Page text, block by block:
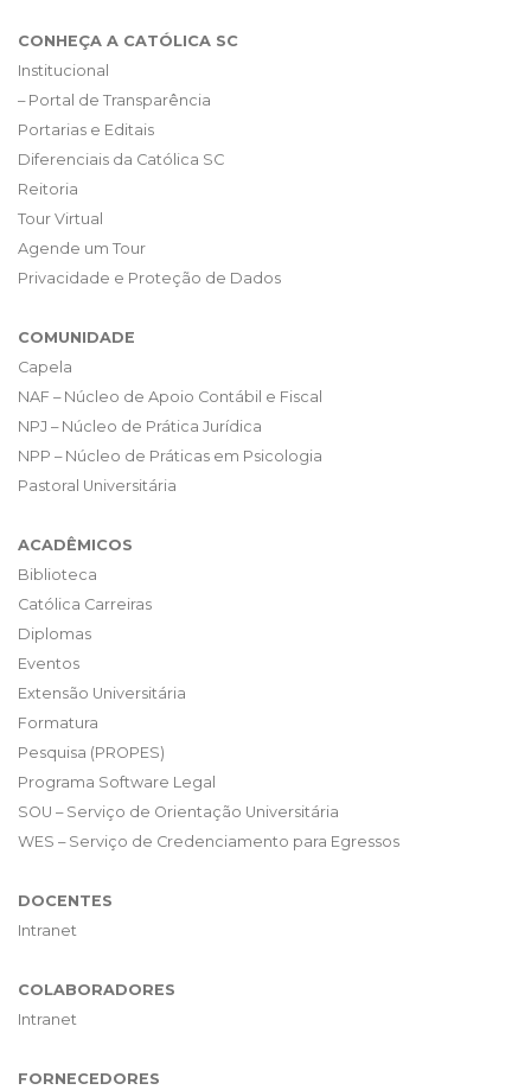
CONHEÇA A CATÓLICA SC
Institucional
– Portal de Transparência
Portarias e Editais
Diferenciais da Católica SC
Reitoria
Tour Virtual
Agende um Tour
Privacidade e Proteção de Dados
COMUNIDADE
Capela
NAF – Núcleo de Apoio Contábil e Fiscal
NPJ – Núcleo de Prática Jurídica
NPP – Núcleo de Práticas em Psicologia
Pastoral Universitária
ACADÊMICOS
Biblioteca
Católica Carreiras
Diplomas
Eventos
Extensão Universitária
Formatura
Pesquisa (PROPES)
Programa Software Legal
SOU – Serviço de Orientação Universitária
WES – Serviço de Credenciamento para Egressos
DOCENTES
Intranet
COLABORADORES
Intranet
FORNECEDORES